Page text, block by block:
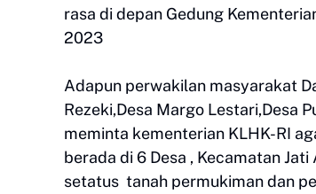
rasa di depan Gedung
2023
Adapun perwakilan masyarakat
Rezeki,Desa Margo Lestari,Desa
meminta kementerian KLHK-RI
berada di 6 Desa , Kecamatan
setatus tanah permukiman dan